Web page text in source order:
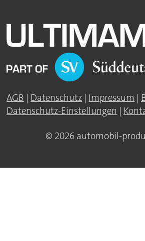
AGB | Datenschutz | Impressum |
Datenschutz-Einstellungen |
© 2026 automobil-